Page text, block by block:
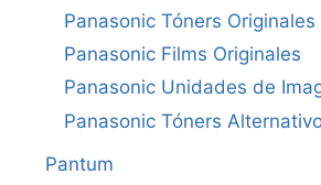
Panasonic Tóners Originales
Panasonic Films Originales
Panasonic Unidades de
Panasonic Tóners
Pantum